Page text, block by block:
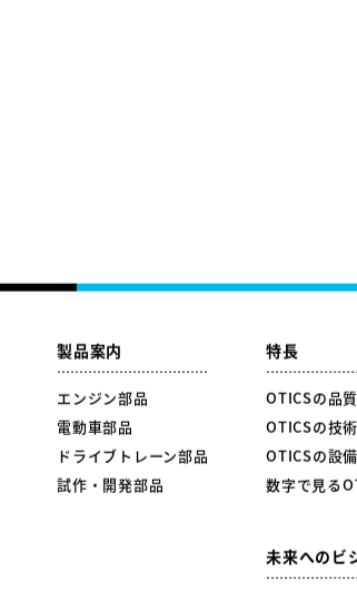
製品案内
エンジン部品
電動車部品
ドライブトレーン部品
試作・開発部品
特長
OTICSの品質
OTICSの技
OTICSの設備
数字で見る
未来へのビ